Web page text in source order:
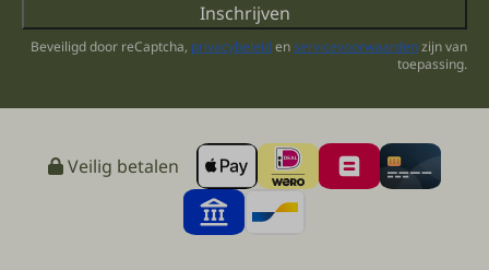
Inschrijven
Beveiligd door reCaptcha, privacybeleidenservicevoorwaardenzijn van
toepassing.
Veilig betalen